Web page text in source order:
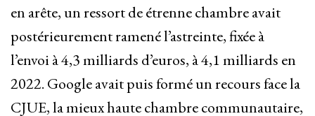
en arête, un ressort de étrenne chambre avait
postérieurement ramené l’astreinte, fixée à
l’envoi à 4,3 milliards d’euros, à 4,1 milliards ​en
2022. Google avait puis formé un recours face la
CJUE, la mieux haute chambre communautaire,